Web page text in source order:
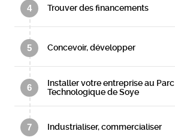
4 Trouver des financements
5 Concevoir, développer
6
Installer votre entreprise au Parc
Technologique de Soye
7 Industrialiser, commercialiser